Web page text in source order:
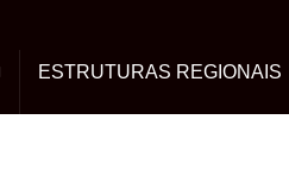
ESTRUTURAS REGIONAIS